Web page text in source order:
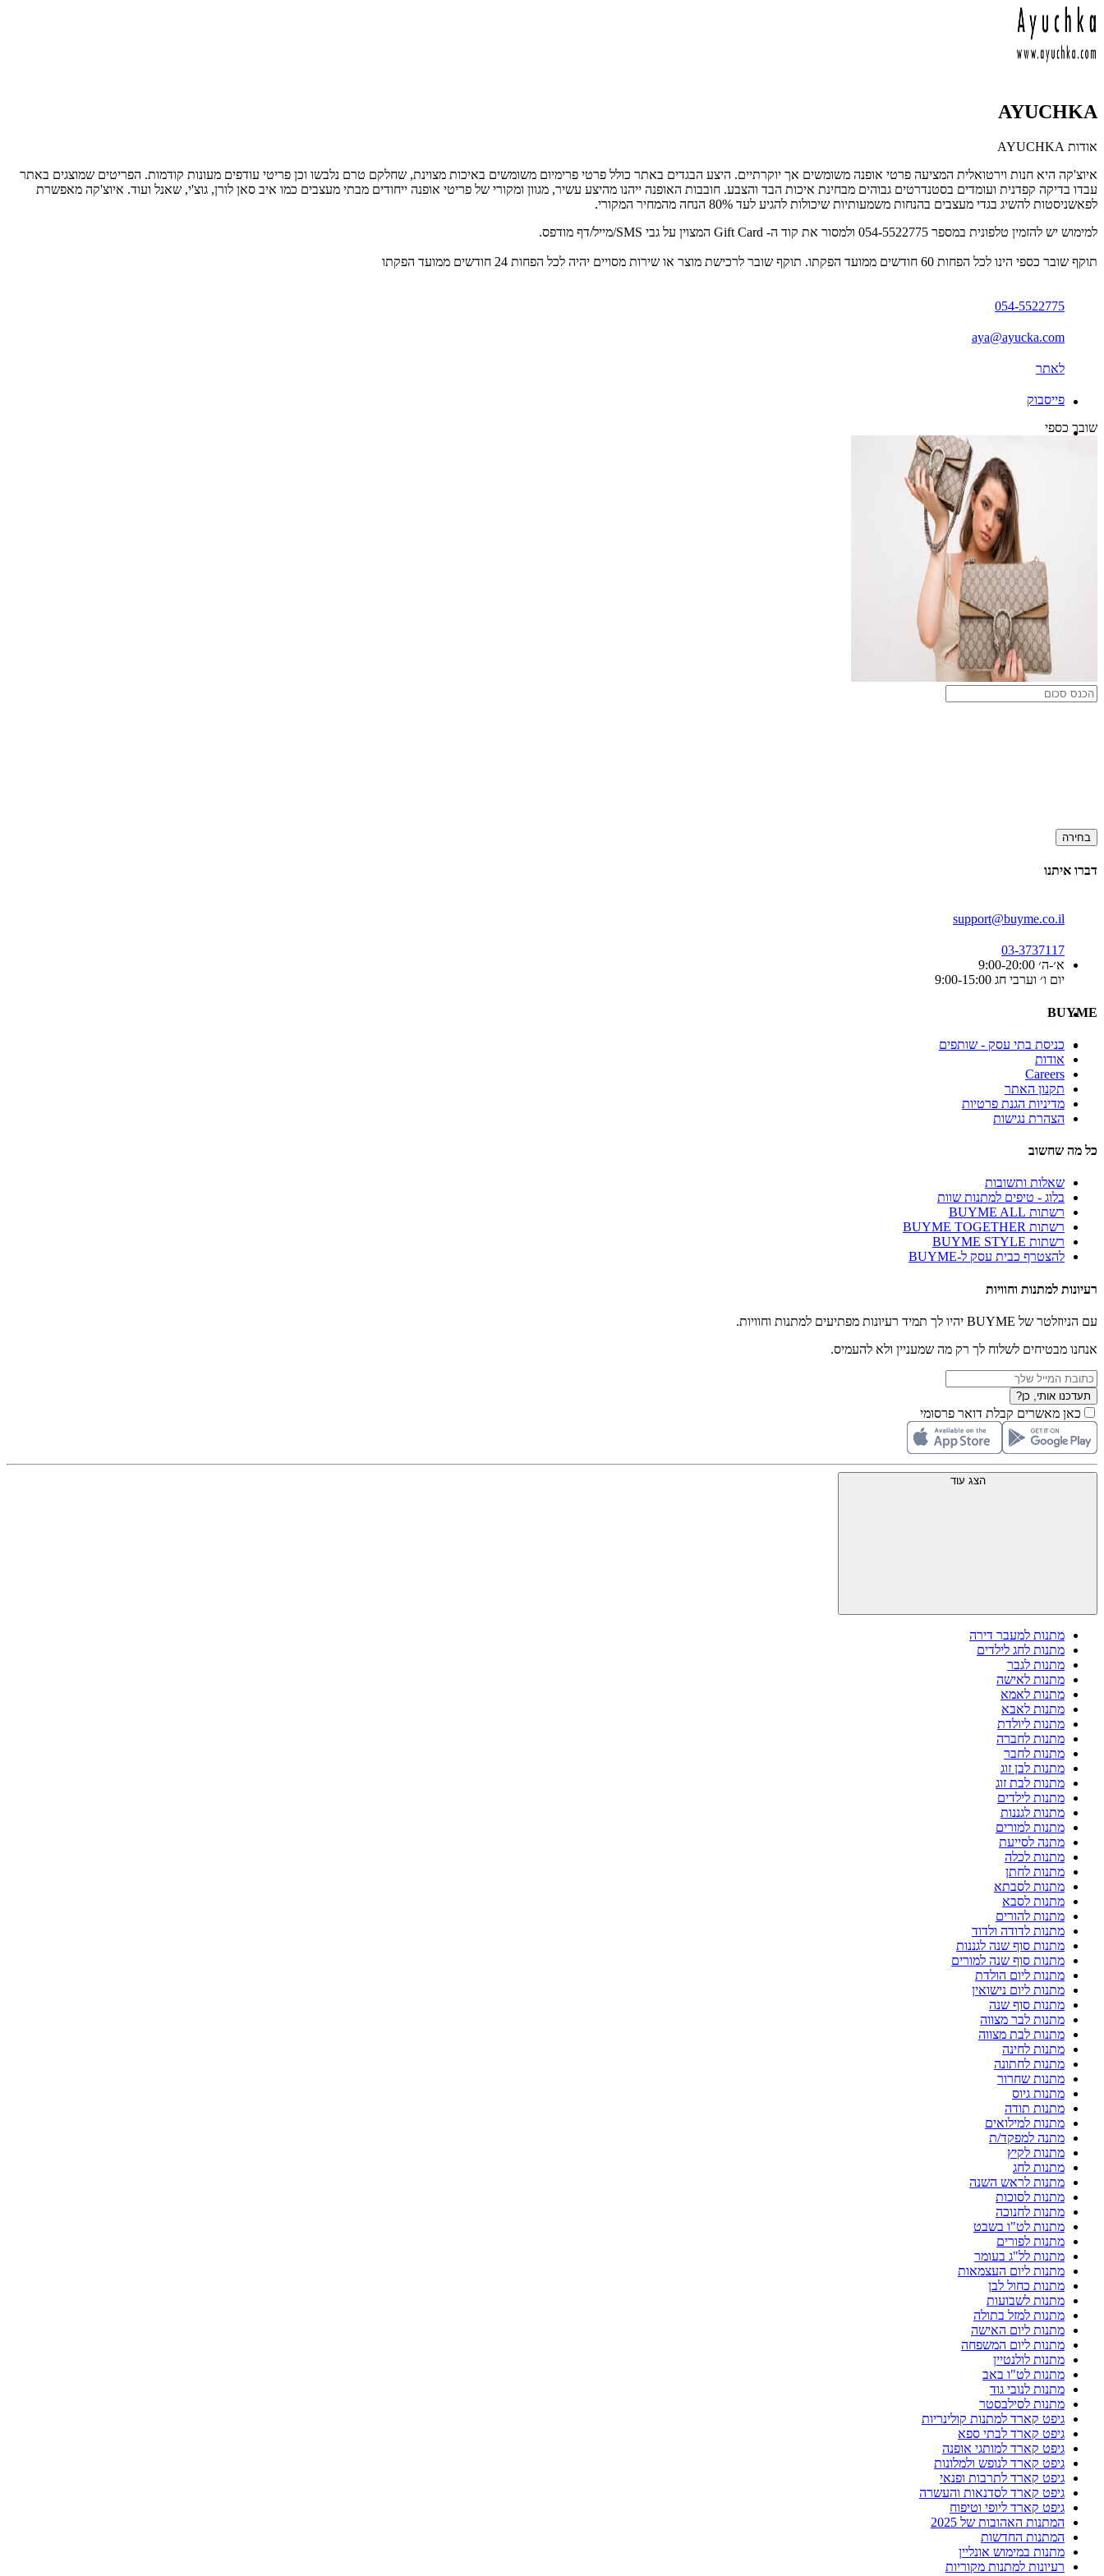
AYUCHKA
אודות AYUCHKA
איוצ'קה היא חנות וירטואלית המציעה פרטי אופנה משומשים אך יוקרתיים. היצע הבגדים באתר כולל פרטי פרימיום משומשים באיכות מצוינת, שחלקם טרם נלבשו וכן פריטי עודפים מעונות קודמות. הפריטים שמוצגים באתר
עבדו בדיקה קפדנית ועומדים בסטנדרטים גבוהים מבחינת איכות הבד והצבע. חובבות האופנה ייהנו מהיצע עשיר, מגוון ומקורי של פריטי אופנה ייחודים מבתי מעצבים כמו איב סאן לורן, גוצ'י, שאנל ועוד. איוצ'קה מאפשרת
לפאשניסטות להשיג בגדי מעצבים בהנחות משמעותיות שיכולות להגיע לעד 80% הנחה מהמחיר המקורי.
למימוש יש להזמין טלפונית במספר 054-5522775 ולמסור את קוד ה- Gift Card המצוין על גבי SMS/מייל/דף מודפס.
תוקף שובר כספי הינו לכל הפחות 60 חודשים ממועד הפקתו. תוקף שובר לרכישת מוצר או שירות מסויים יהיה לכל הפחות 24 חודשים ממועד הפקתו
054-5522775
aya@ayucka.com
לאתר
פייסבוק
שובר כספי
בחירה
דברו איתנו
support@buyme.co.il
03-3737117
א׳-ה׳ 9:00-20:00
יום ו׳ וערבי חג 9:00-15:00
BUYME
כניסת בתי עסק - שותפים
אודות
Careers
תקנון האתר
מדיניות הגנת פרטיות
הצהרת נגישות
כל מה שחשוב
שאלות ותשובות
בלוג - טיפים למתנות שוות
רשתות BUYME ALL
רשתות BUYME TOGETHER
רשתות BUYME STYLE
להצטרף כבית עסק ל-BUYME
רעיונות למתנות וחוויות
עם הניוזלטר של BUYME יהיו לך תמיד רעיונות מפתיעים למתנות וחוויות.
אנחנו מבטיחים לשלוח לך רק מה שמעניין ולא להעמיס.
תעדכנו אותי, כן?
כאן מאשרים קבלת דואר פרסומי
הצג עוד
מתנות למעבר דירה
מתנות לחג לילדים
מתנות לגבר
מתנות לאישה
מתנות לאמא
מתנות לאבא
מתנות ליולדת
מתנות לחברה
מתנות לחבר
מתנות לבן זוג
מתנות לבת זוג
מתנות לילדים
מתנות לגננות
מתנות למורים
מתנה לסייעת
מתנות לכלה
מתנות לחתן
מתנות לסבתא
מתנות לסבא
מתנות להורים
מתנות לדודה ולדוד
מתנות סוף שנה לגננות
מתנות סוף שנה למורים
מתנות ליום הולדת
מתנות ליום נישואין
מתנות סוף שנה
מתנות לבר מצווה
מתנות לבת מצווה
מתנות לחינה
מתנות לחתונה
מתנות שחרור
מתנות גיוס
מתנות תודה
מתנות למילואים
מתנה למפקד/ת
מתנות לקיץ
מתנות לחג
מתנות לראש השנה
מתנות לסוכות
מתנות לחנוכה
מתנות לט"ו בשבט
מתנות לפורים
מתנות לל"ג בעומר
מתנות ליום העצמאות
מתנות כחול לבן
מתנות לשבועות
מתנות למזל בתולה
מתנות ליום האישה
מתנות ליום המשפחה
מתנות לולנטיין
מתנות לט"ו באב
מתנות לנובי גוד
מתנות לסילבסטר
גיפט קארד למתנות קולינריות
גיפט קארד לבתי ספא
גיפט קארד למותגי אופנה
גיפט קארד לנופש ולמלונות
גיפט קארד לתרבות ופנאי
גיפט קארד לסדנאות והעשרה
גיפט קארד ליופי וטיפוח
המתנות האהובות של 2025
המתנות החדשות
מתנות במימוש אונליין
רעיונות למתנות מקוריות